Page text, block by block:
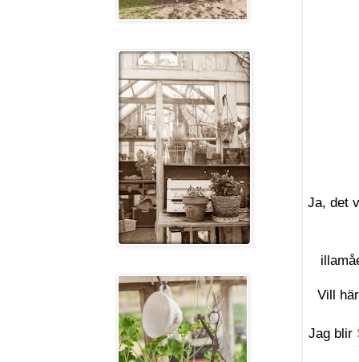
Ja, det
Vill
Jag blir